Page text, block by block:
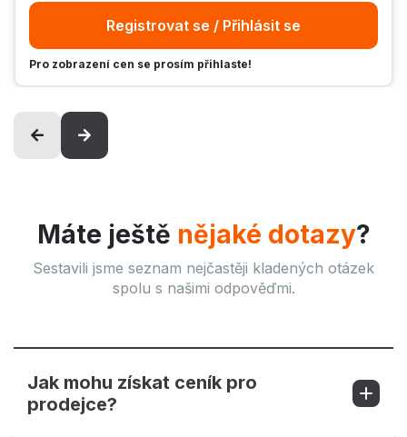
Registrovat se / Přihlásit se
Pro zobrazení cen se prosím přihlaste!
Máte ještě nějaké dotazy?
Sestavili jsme seznam nejčastěji kladených otázek
spolu s našimi odpověďmi.
Jak mohu získat ceník pro
prodejce?